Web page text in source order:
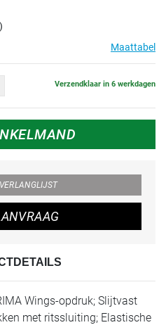
Maattabel
Verzendklaar in 6 werkdagen
Wings-opdruk; Slijtvast
met ritssluiting; Elastische